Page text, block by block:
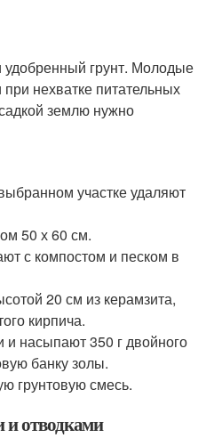
грунт. Молодые
нехватке питательных
землю нужно
участке удаляют
50 х 60 см.
с компостом и песком в
20 см из керамзита,
кирпича.
и насыпают 350 г двойного
банку золы.
грунтовую смесь.
и отводками